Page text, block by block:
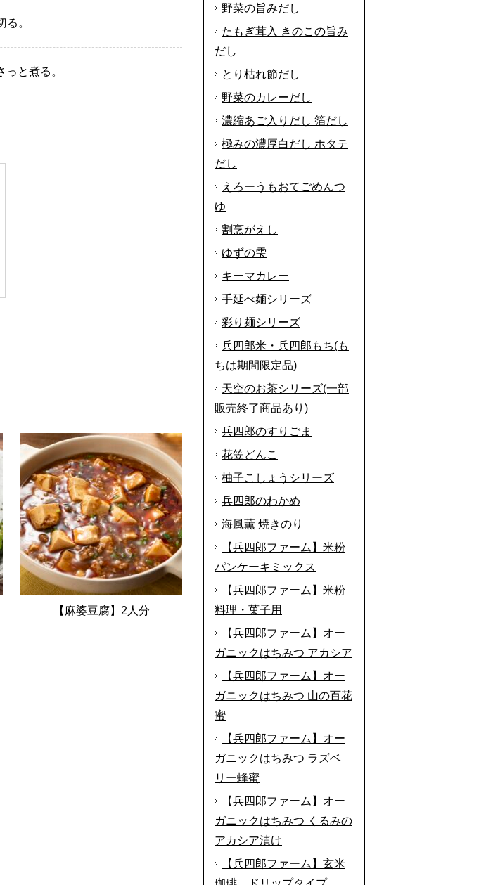
。
と煮る。
【麻婆豆腐】2人分
野菜の旨みだし
たもぎ茸入 きのこの旨み
だし
とり枯れ節だし
野菜のカレーだし
濃縮あご入りだし 箔だし
極みの濃厚白だし ホタテ
だし
えろーうもおてごめんつ
ゆ
割烹がえし
ゆずの雫
キーマカレー
手延べ麺シリーズ
彩り麺シリーズ
兵四郎米・兵四郎もち(も
ちは期間限定品)
天空のお茶シリーズ(一部
販売終了商品あり)
兵四郎のすりごま
花笠どんこ
柚子こしょうシリーズ
兵四郎のわかめ
海風薫 焼きのり
【兵四郎ファーム】米粉
パンケーキミックス
【兵四郎ファーム】米粉
料理・菓子用
【兵四郎ファーム】オー
ガニックはちみつ アカシア
【兵四郎ファーム】オー
ガニックはちみつ 山の百花
蜜
【兵四郎ファーム】オー
ガニックはちみつ ラズベ
リー蜂蜜
【兵四郎ファーム】オー
ガニックはちみつ くるみの
アカシア漬け
【兵四郎ファーム】玄米